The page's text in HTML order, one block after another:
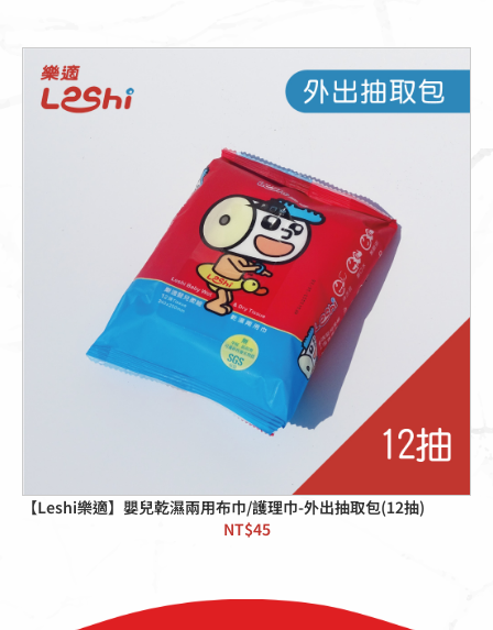
【Leshi樂適】嬰兒乾濕兩用布巾/護理巾-外出抽取包(12抽)
NT$45